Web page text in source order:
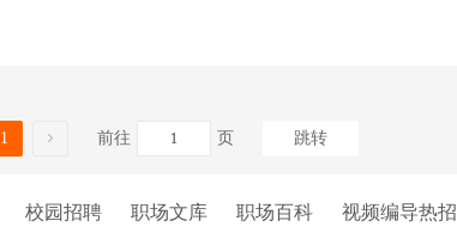
1 前往 页 跳转
校园招聘 职场文库 职场百科 视频编导热招